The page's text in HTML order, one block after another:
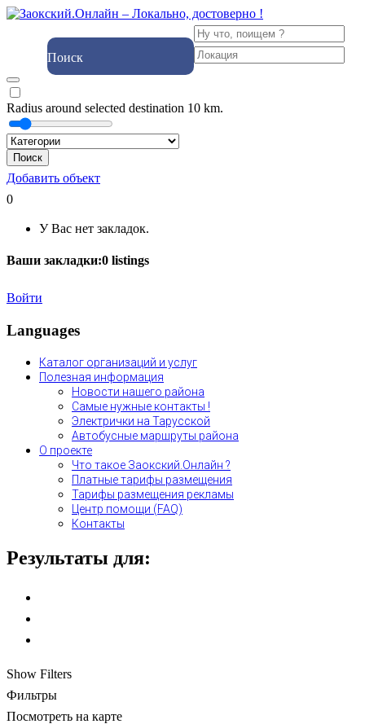
Поиск
Radius around selected destination 10 km.
Поиск
Добавить объект
0
У Вас нет закладок.
Ваши закладки:0 listings
Войти
Languages
Каталог организаций и услуг
Полезная информация
Новости нашего района
Самые нужные контакты !
Электрички на Тарусской
Автобусные маршруты района
О проекте
Что такое Заокский.Онлайн ?
Платные тарифы размещения
Тарифы размещения рекламы
Центр помощи (FAQ)
Контакты
Результаты для:
Show Filters
Фильтры
Посмотреть на карте